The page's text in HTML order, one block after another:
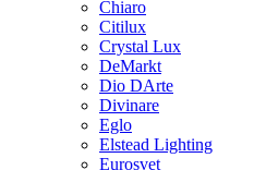
Chiaro
Citilux
Crystal Lux
DeMarkt
Dio DArte
Divinare
Eglo
Elstead Lighting
Eurosvet